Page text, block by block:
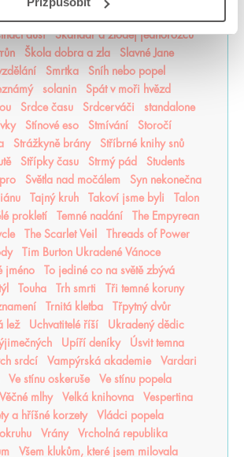
duší
Skandar a zloděj jednorožců
Škola dobra a zla
Slavné Jane
Smrtka
Sníh nebo popel
solanin
Spát v moři hvězd
Srdce času Srdcerváči
standalone
Stínové eso Stmívání
Storočí
Strážkyně brány
Stříbrné knihy snů
Střípky času Strmý pád
Students
Světla nad močálem
Syn nekonečna
Tajný kruh Takoví jsme byli
Talon
prokletí
Temné nadání
The Empyrean
The Scarlet Veil
Threads of Power
Tim Burton Ukradené Vánoce
jméno
To jediné co na světě zbývá
Touha Trh smrti
Tři temné koruny
Trnitá kletba
Třpytný dvůr
lež
Uchvatitelé říší
Ukradený dědic
Upíří deníky
Úsvit temna
srdcí
Vampýrská akademie
Vardari
Ve stínu oskeruše
Ve stínu popela
Věčné mlhy Velká knihovna
Vespertina
a hříšné korzety
Vládci popela
Vrány
Vrcholná republika
Všem klukům, které jsem milovala